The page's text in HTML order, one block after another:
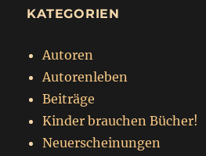
KATEGORIEN
Autoren
Autorenleben
Beiträge
Kinder brauchen Bücher!
Neuerscheinungen